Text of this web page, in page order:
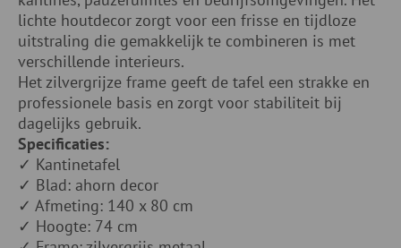
lichte houtdecor zorgt voor een frisse en tijdloze
uitstraling die gemakkelijk te combineren is met
verschillende interieurs.
Het zilvergrijze frame geeft de tafel een strakke en
professionele basis en zorgt voor stabiliteit bij
dagelijks gebruik.
Specificaties:
✓ Kantinetafel
✓ Blad: ahorn decor
✓ Afmeting: 140 x 80 cm
✓ Hoogte: 74 cm